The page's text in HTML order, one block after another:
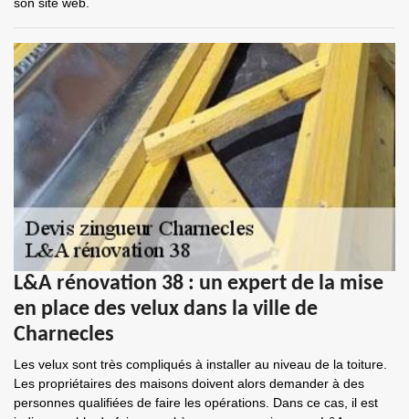
L&A rénovation 38 : un expert de la mise
en place des velux dans la ville de
Charnecles
Les velux sont très compliqués à installer au niveau de la toiture.
Les propriétaires des maisons doivent alors demander à des
personnes qualifiées de faire les opérations. Dans ce cas, il est